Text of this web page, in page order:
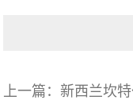
上一篇：新西兰坎